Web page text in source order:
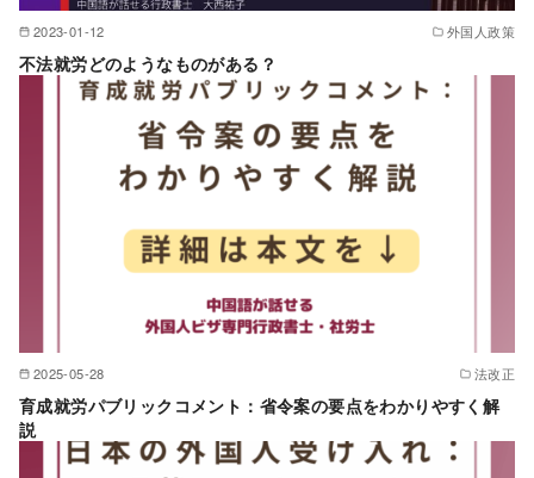
2023-01-12 外国人政策
不法就労どのようなものがある？
2025-05-28 法改正
育成就労パブリックコメント：省令案の要点をわかりやすく解
説